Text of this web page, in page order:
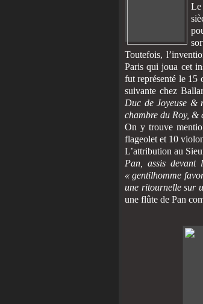
Le
Toutefois,
Paris qui joua cet
fut représenté le 15
suivante chez
Duc de Joyeuse &
chambre du Roy, &
On y trouve
flageolet et 10
L’attribution au
Pan, assis devant
« gentilhomme
une ritournelle sur
une flûte de Pan